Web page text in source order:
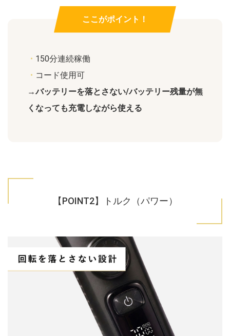
ここがポイント！
・ 150分連続稼働
・ コード使用可
→バッテリーを落とさない/バッテリー残量が無
くなっても充電しながら使える
【POINT2】トルク（パワー）